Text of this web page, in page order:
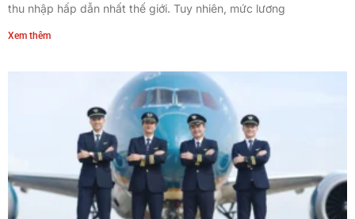
thu nhập hấp dẫn nhất thế giới. Tuy nhiên, mức lương
Xem thêm